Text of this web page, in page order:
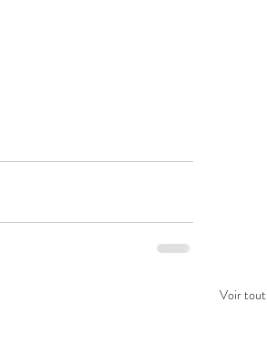
Voir tout